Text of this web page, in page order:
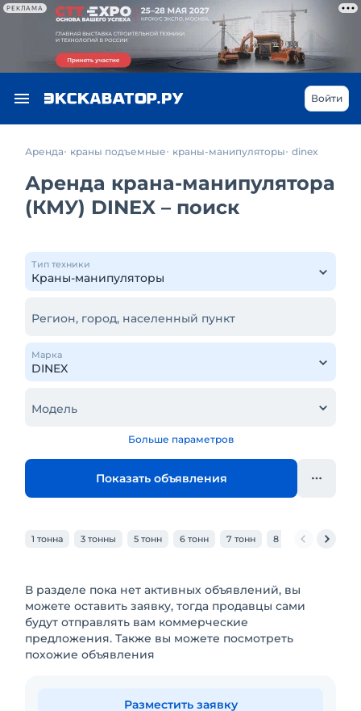
РЕКЛАМА
Войти
Аренда краны подъемные краны-манипуляторы dinex
Аренда крана-манипулятора
(КМУ) DINEX – поиск
Тип техники
Регион, город, населенный пункт
Марка
Модель
Больше параметров
Показать объявления
1 тонна 3 тонны 5 тонн 6 тонн 7 тонн 8 тонн 10 тонн
В разделе пока нет активных объявлений, вы
можете оставить заявку, тогда продавцы сами
будут отправлять вам коммерческие
предложения. Также вы можете посмотреть
похожие объявления
Разместить заявку